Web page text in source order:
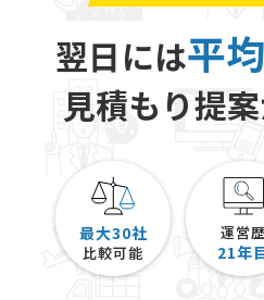
翌日には平
見積もり提
最大30社
比較可能
運営歴
21年